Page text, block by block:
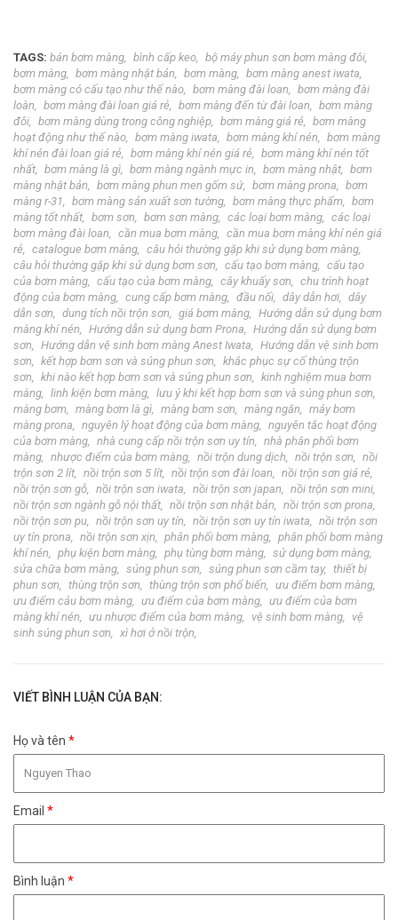
TAGS: bán bơm màng bình cấp keo
bộ máy phun sơn bơm màng đôi
bơm màng
bơm màng nhật bản bơm màng
bơm màng anest iwata
bơm màng có cấu tạo như thế nào
bơm màng đài loan
bơm màng đài
loàn
bơm màng đài loan giá rẻ bơm màng đến từ đài loan
bơm màng
đôi
bơm màng dùng trong công nghiệp bơm màng giá rẻ
bơm màng
hoạt động như thế nào
bơm màng iwata bơm màng khí nén
bơm màng
khí nén đài loan giá rẻ
bơm màng khí nén giá rẻ
bơm màng khí nén tốt
nhất
bơm màng là gì bơm màng ngành mực in bơm màng nhật
bơm
màng nhật bản
bơm màng phun men gốm sứ bơm màng prona
bơm
màng r-31
bơm màng sản xuất sơn tường bơm màng thực phẩm
bơm
màng tốt nhất
bơm sơn bơm sơn màng các loại bơm màng
các loại
bơm màng đài loan
cần mua bơm màng
cần mua bơm màng khí nén giá
rẻ
catalogue bơm màng
câu hỏi thường gặp khi sử dụng bơm màng
câu hỏi thường gặp khi sử dụng bơm sơn
cấu tạo bơm màng
cấu tạo
của bơm màng
cấu tạo của bơm màng cây khuấy sơn
chu trình hoạt
động của bơm màng
cung cấp bơm màng đầu nối dây dẫn hơi
dây
dẫn sơn
dung tích nồi trộn sơn giá bơm màng
Hướng dẫn sử dụng bơm
màng khí nén
Hướng dẫn sử dụng bơm Prona
Hướng dẫn sử dụng bơm
sơn
Hướng dẫn vệ sinh bơm màng Anest Iwata
Hướng dẫn vệ sinh bơm
sơn
kết hợp bơm sơn và súng phun sơn
khắc phục sự cố thùng trộn
sơn
khi nào kết hợp bơm sơn và súng phun sơn
kinh nghiệm mua bơm
màng
linh kiện bơm màng
lưu ý khi kết hợp bơm sơn và súng phun sơn
màng bơm
màng bơm là gì màng bơm sơn màng ngăn
máy bơm
màng prona
nguyên lý hoạt động của bơm màng
nguyên tắc hoạt động
của bơm màng
nhà cung cấp nồi trộn sơn uy tín
nhà phân phối bơm
màng
nhược điểm của bơm màng nồi trộn dung dịch nồi trộn sơn
nồi
trộn sơn 2 lít
nồi trộn sơn 5 lít nồi trộn sơn đài loan
nồi trộn sơn giá rẻ
nồi trộn sơn gỗ
nồi trộn sơn iwata nồi trộn sơn japan
nồi trộn sơn mini
nồi trộn sơn ngành gỗ nội thất
nồi trộn sơn nhật bản
nồi trộn sơn prona
nồi trộn sơn pu
nồi trộn sơn uy tín nồi trộn sơn uy tín iwata
nồi trộn sơn
uy tín prona
nồi trộn sơn xịn phân phối bơm màng
phân phối bơm màng
khí nén
phụ kiện bơm màng phụ tùng bơm màng
sử dụng bơm màng
sửa chữa bơm màng
súng phun sơn súng phun sơn cầm tay
thiết bị
phun sơn
thùng trộn sơn thùng trộn sơn phổ biến
ưu điểm bơm màng
ưu điểm cảu bơm màng
ưu điểm của bơm màng
ưu điểm của bơm
màng khí nén
ưu nhược điểm của bơm màng vệ sinh bơm màng
vệ
sinh súng phun sơn
xì hơi ở nồi trộn
VIẾT BÌNH LUẬN CỦA BẠN:
Họ và tên *
Email *
Bình luận *